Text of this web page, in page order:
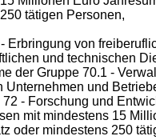
tätigen Personen,
Erbringung von
und technischen
der Gruppe 70.1 -
Unternehmen und
- Forschung und
mit mindestens 15
oder mindestens 250